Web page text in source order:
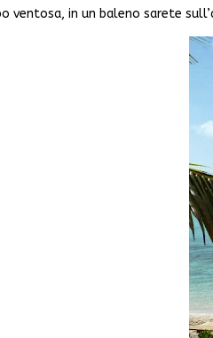
ventosa, in un baleno sarete